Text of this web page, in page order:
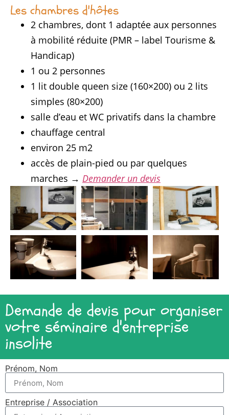
Les chambres d'hôtes
2 chambres, dont 1 adaptée aux personnes
à mobilité réduite (PMR – label Tourisme &
Handicap)
1 ou 2 personnes
1 lit double queen size (160×200) ou 2 lits
simples (80×200)
salle d’eau et WC privatifs dans la chambre
chauffage central
environ 25 m2
accès de plain-pied ou par quelques
marches → Demander un devis
Demande de devis pour organiser
votre séminaire d'entreprise
insolite
Prénom, Nom
Entreprise / Association